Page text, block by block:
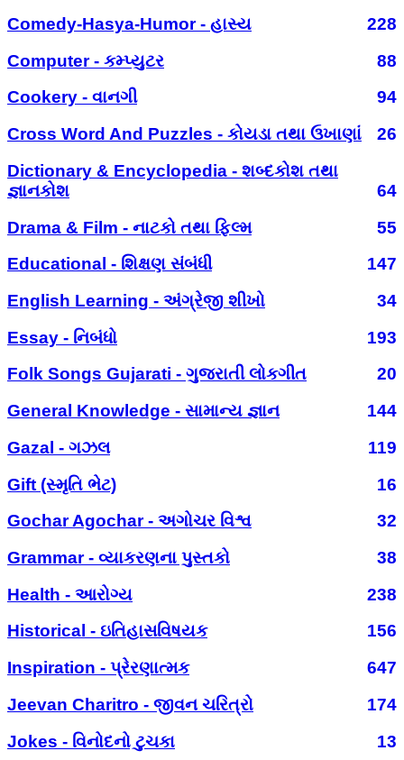
Comedy-Hasya-Humor - હાસ્ય
228
Computer - કમ્પ્યુટર
88
Cookery - વાનગી
94
Cross Word And Puzzles - કોયડા તથા ઉખાણાં
26
Dictionary & Encyclopedia - શબ્દકોશ તથા
જ્ઞાનકોશ
64
Drama & Film - નાટકો તથા ફિલ્મ
55
Educational - શિક્ષણ સંબંધી
147
English Learning - અંગ્રેજી શીખો
34
Essay - નિબંધો
193
Folk Songs Gujarati - ગુજરાતી લોકગીત
20
General Knowledge - સામાન્ય જ્ઞાન
144
Gazal - ગઝલ
119
Gift (સ્મૃતિ ભેટ)
16
Gochar Agochar - અગોચર વિશ્વ
32
Grammar - વ્યાકરણના પુસ્તકો
38
Health - આરોગ્ય
238
Historical - ઇતિહાસવિષયક
156
Inspiration - પ્રેરણાત્મક
647
Jeevan Charitro - જીવન ચરિત્રો
174
Jokes - વિનોદનો ટુચકા
13